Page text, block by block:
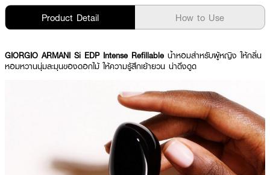
Product Detail How to Use
GIORGIO ARMANI Si EDP Intense Refillable น้ำหอมสำหรับผู้หญิง ให้กลิ่น
หอมหวานนุ่มละมุนของดอกไม้ ให้ความรู้สึกเย้ายวน น่าดึงดูด